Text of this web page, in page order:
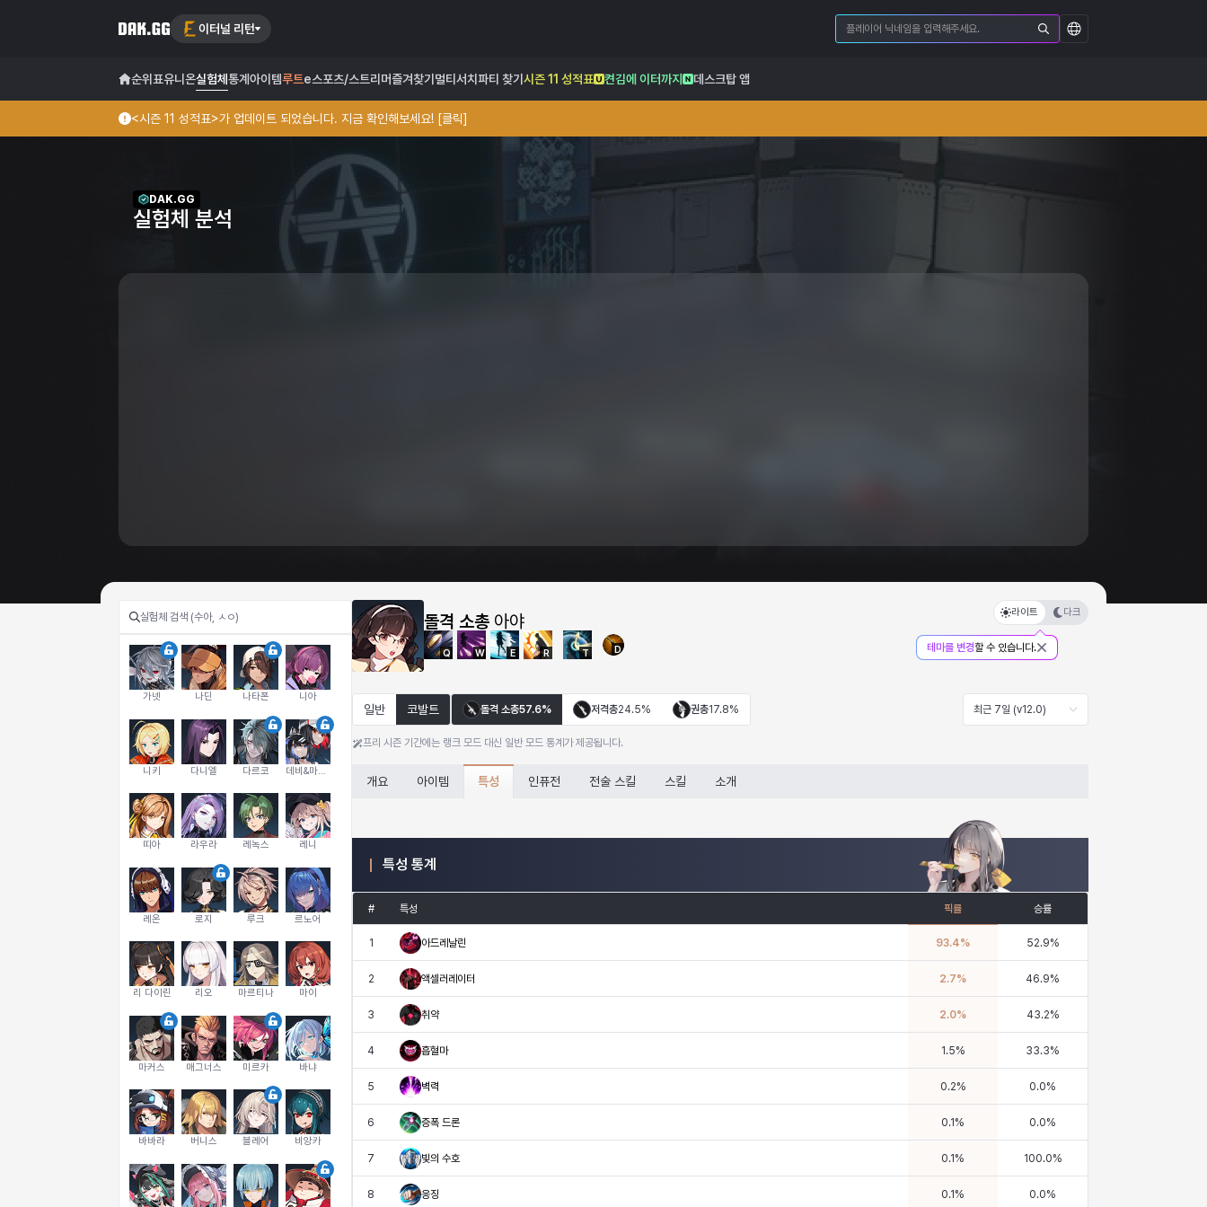
이터널 리턴
순위표유니온실험체 통계 아이템루트e스포츠/스트리머즐겨찾기 멀티서치 파티 찾기 시즌 11 성적표 켠김에 이터까지 데스크탑 앱
<시즌 11 성적표>가 업데이트 되었습니다. 지금 확인해보세요! [클릭]
DAK.GG
실험체 분석
가넷 나딘 나타폰 니아
니키 다니엘 다르코
띠아 라우라 레녹스 레니
레온 로지 루크 르노어
리 다이린 리오 마르티나 마이
마커스 매그너스 미르카 바냐
바바라 버니스 블레어 비앙카
돌격 소총 아야
Q W E R T D
라이트 다크
테마를 변경할 수 있습니다.
일반 코발트 돌격 소총57.6% 저격총24.5% 권총17.8% 최근 7일 (v12.0)
프리 시즌 기간에는 랭크 모드 대신 일반 모드 통계가 제공됩니다.
개요 아이템 특성 인퓨전 전술 스킬 스킬 소개
특성 통계
# 특성 픽률 승률
1 아드레날린 93.4% 52.9%
2 액셀러레이터 2.7% 46.9%
3 취약 2.0% 43.2%
4 흡혈마 1.5% 33.3%
5 벽력 0.2% 0.0%
6 증폭 드론 0.1 % 0.0%
7 빛의 수호 0.1 % 100.0%
8 응징 0.1 % 0.0%